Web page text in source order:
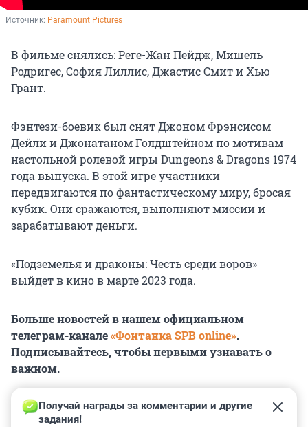
Источник: Paramount Pictures
В фильме снялись: Реге-Жан Пейдж, Мишель
Родригес, София Лиллис, Джастис Смит и Хью
Грант.
Фэнтези-боевик был снят Джоном Фрэнсисом
Дейли и Джонатаном Голдштейном по мотивам
настольной ролевой игры Dungeons & Dragons 1974
года выпуска. В этой игре участники
передвигаются по фантастическому миру, бросая
кубик. Они сражаются, выполняют миссии и
зарабатывают деньги.
«Подземелья и драконы: Честь среди воров»
выйдет в кино в марте 2023 года.
Больше новостей в нашем официальном
телеграм-канале«Фонтанка SPB online».
Подписывайтесь, чтобы первыми узнавать о
важном.
Получай награды за комментарии и другие
задания!